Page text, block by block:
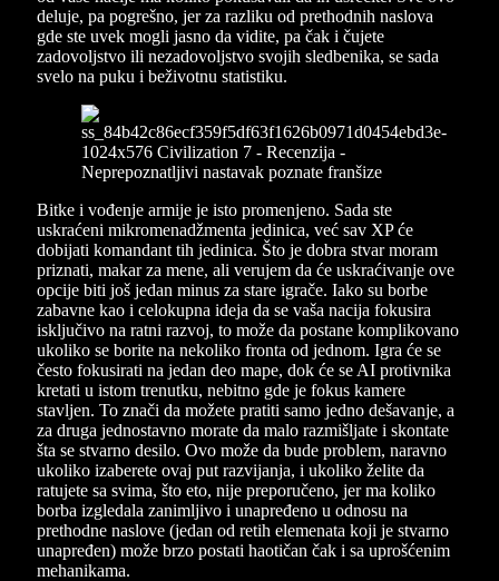
deluje, pa pogrešno, jer za razliku od prethodnih naslova
gde ste uvek mogli jasno da vidite, pa čak i čujete
zadovoljstvo ili nezadovoljstvo svojih sledbenika, se sada
svelo na puku i beživotnu statistiku.
Bitke i vođenje armije je isto promenjeno. Sada ste
uskraćeni mikromenadžmenta jedinica, već sav XP će
dobijati komandant tih jedinica. Što je dobra stvar moram
priznati, makar za mene, ali verujem da će uskraćivanje ove
opcije biti još jedan minus za stare igrače. Iako su borbe
zabavne kao i celokupna ideja da se vaša nacija fokusira
isključivo na ratni razvoj, to može da postane komplikovano
ukoliko se borite na nekoliko fronta od jednom. Igra će se
često fokusirati na jedan deo mape, dok će se AI protivnika
kretati u istom trenutku, nebitno gde je fokus kamere
stavljen. To znači da možete pratiti samo jedno dešavanje, a
za druga jednostavno morate da malo razmišljate i skontate
šta se stvarno desilo. Ovo može da bude problem, naravno
ukoliko izaberete ovaj put razvijanja, i ukoliko želite da
ratujete sa svima, što eto, nije preporučeno, jer ma koliko
borba izgledala zanimljivo i unapređeno u odnosu na
prethodne naslove (jedan od retih elemenata koji je stvarno
unapređen) može brzo postati haotičan čak i sa uprošćenim
mehanikama.